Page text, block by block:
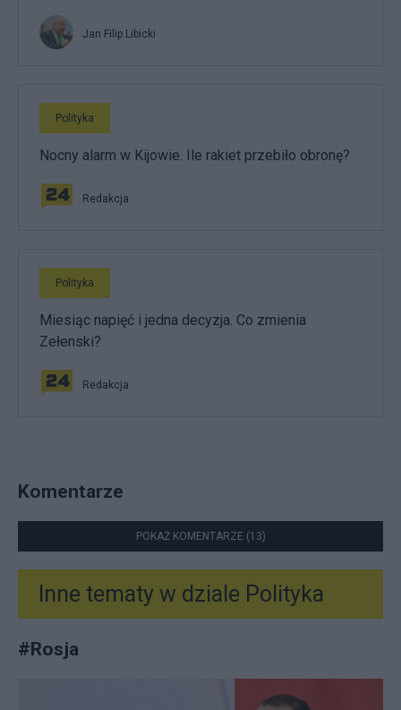
Jan Filip Libicki
Polityka
Nocny alarm w Kijowie. Ile rakiet przebiło obronę?
Redakcja
Polityka
Miesiąc napięć i jedna decyzja. Co zmienia
Zełenski?
Redakcja
Komentarze
POKAŻ KOMENTARZE (13)
Inne tematy w dziale Polityka
#Rosja